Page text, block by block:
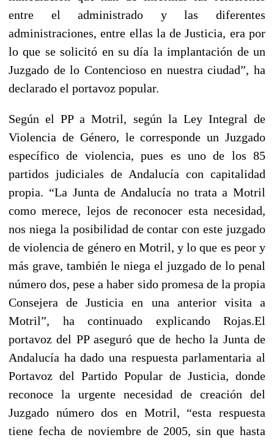
entre el administrado y las diferentes
administraciones, entre ellas la de Justicia, era por
lo que se solicitó en su día la implantación de un
Juzgado de lo Contencioso en nuestra ciudad”, ha
declarado el portavoz popular.
Según el PPa Motril, según la Ley Integral de
Violencia de Género, le corresponde un Juzgado
específico de violencia, pues es uno de los 85
partidos judiciales de Andalucía con capitalidad
propia. “La Junta de Andalucía no trata a Motril
como merece, lejos de reconocer esta necesidad,
nos niega la posibilidad de contar con este juzgado
de violencia de género en Motril, y lo que es peor y
más grave, también le niega el juzgado de lo penal
número dos, pese a haber sido promesa de la propia
Consejera de Justicia en una anterior visita a
Motril”, ha continuado explicando Rojas.El
portavoz del PP aseguró que de hecho la Junta de
Andalucía ha dado una respuesta parlamentaria al
Portavoz del Partido Popular de Justicia, donde
reconoce la urgente necesidad de creación del
Juzgado número dos en Motril, “esta respuesta
tiene fecha de noviembre de 2005, sin que hasta